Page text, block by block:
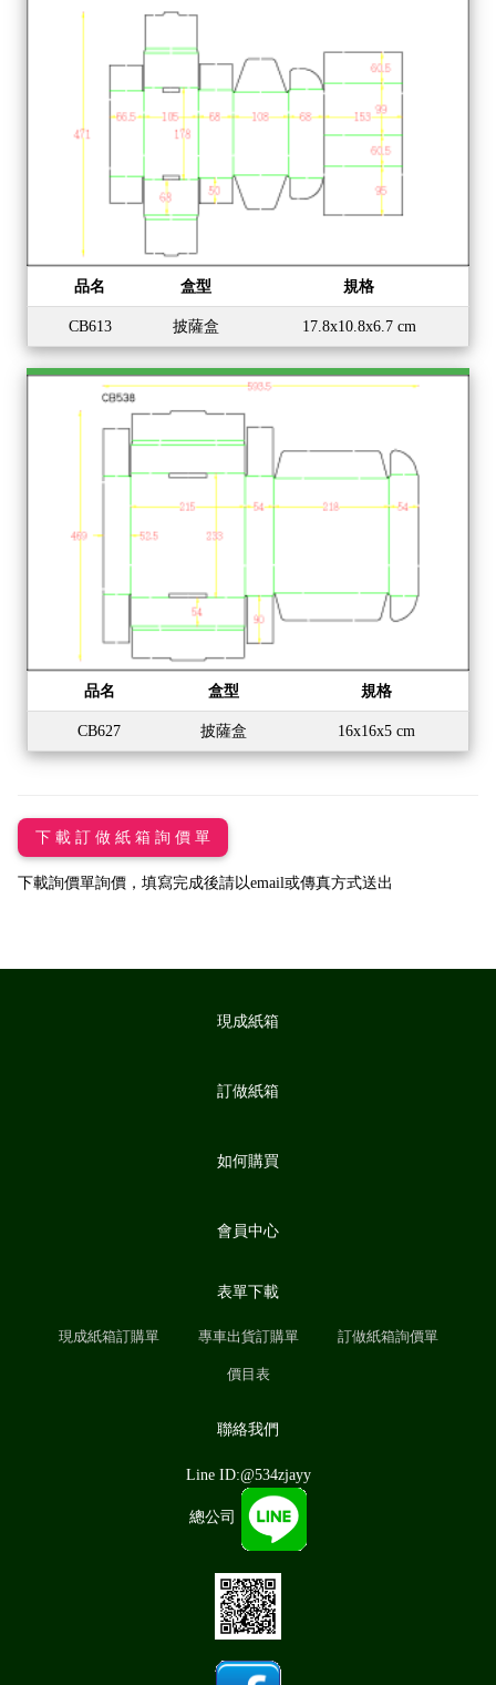
品名 盒型 規格
CB613 披薩盒 17.8x10.8x6.7 cm
品名 盒型 規格
CB627 披薩盒 16x16x5 cm
下 載 訂 做 紙 箱 詢 價 單
下載詢價單詢價，填寫完成後請以email或傳真方式送出
現成紙箱
訂做紙箱
如何購買
會員中心
表單下載
現成紙箱訂購單 專車出貨訂購單 訂做紙箱詢價單
價目表
聯絡我們
Line ID:@534zjayy
總公司